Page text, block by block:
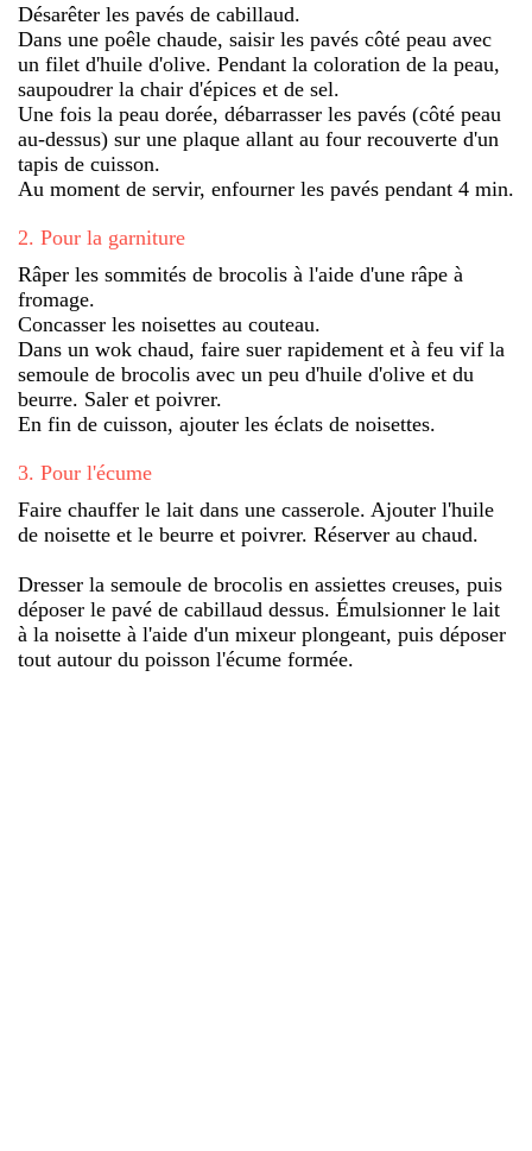
Désarêter les pavés de cabillaud.
Dans une poêle chaude, saisir les pavés côté peau avec
un filet d'huile d'olive. Pendant la coloration de la peau,
saupoudrer la chair d'épices et de sel.
Une fois la peau dorée, débarrasser les pavés (côté peau
au-dessus) sur une plaque allant au four recouverte d'un
tapis de cuisson.
Au moment de servir, enfourner les pavés pendant 4 min.
2. Pour la garniture
Râper les sommités de brocolis à l'aide d'une râpe à
fromage.
Concasser les noisettes au couteau.
Dans un wok chaud, faire suer rapidement et à feu vif la
semoule de brocolis avec un peu d'huile d'olive et du
beurre. Saler et poivrer.
En fin de cuisson, ajouter les éclats de noisettes.
3. Pour l'écume
Faire chauffer le lait dans une casserole. Ajouter l'huile
de noisette et le beurre et poivrer. Réserver au chaud.
Dresser la semoule de brocolis en assiettes creuses, puis
déposer le pavé de cabillaud dessus. Émulsionner le lait
à la noisette à l'aide d'un mixeur plongeant, puis déposer
tout autour du poisson l'écume formée.